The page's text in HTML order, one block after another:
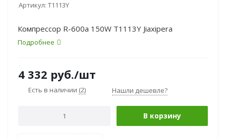
Артикул: T1113Y
Компрессор R-600a 150W T1113Y Jiaxipera
Подробнее
4 332 руб./шт
Есть в наличии (2) Нашли дешевле?
В корзину